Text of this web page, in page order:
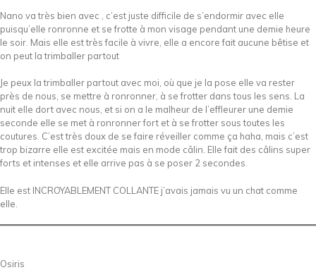
Nano va très bien avec , c’est juste difficile de s’endormir avec elle
puisqu’elle ronronne et se frotte à mon visage pendant une demie heure
le soir. Mais elle est très facile à vivre, elle a encore fait aucune bêtise et
on peut la trimballer partout
Je peux la trimballer partout avec moi, où que je la pose elle va rester
près de nous, se mettre à ronronner, à se frotter dans tous les sens. La
nuit elle dort avec nous, et si on a le malheur de l’effleurer une demie
seconde elle se met à ronronner fort et à se frotter sous toutes les
coutures. C’est très doux de se faire réveiller comme ça haha, mais c’est
trop bizarre elle est excitée mais en mode câlin. Elle fait des câlins super
forts et intenses et elle arrive pas à se poser 2 secondes.
Elle est INCROYABLEMENT COLLANTE j’avais jamais vu un chat comme
elle.
Osiris